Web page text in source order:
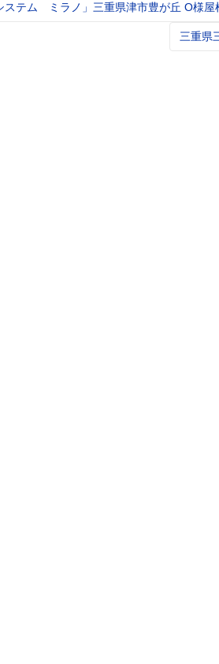
ステム ミラノ」三重県津市豊が丘 O様屋
三重県